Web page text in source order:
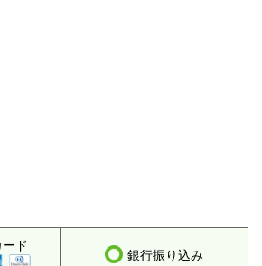
ド
銀行振り込み